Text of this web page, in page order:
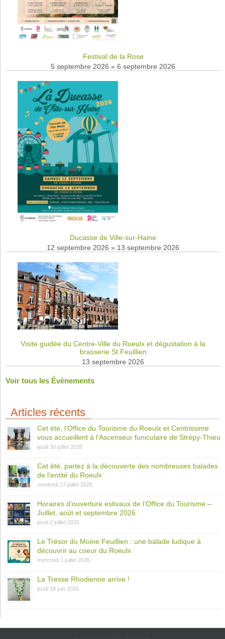
Festival de la Rose
5 septembre 2026 » 6 septembre 2026
Ducasse de Ville-sur-Haine
12 septembre 2026 » 13 septembre 2026
Visite guidée du Centre-Ville du Roeulx et dégustation à la
brasserie St Feuillien
13 septembre 2026
Voir tous les Évènements
Articles récents
Cet été, l’Office du Tourisme du Roeulx et Centrissime
vous accueillent à l’Ascenseur funiculaire de Strépy-Thieu
jeudi 30 juillet 2026
Cet été, partez à la découverte des nombreuses balades
de l’entité du Roeulx
vendredi 17 juillet 2026
Horaires d’ouverture estivaux de l’Office du Tourisme –
Juillet, août et septembre 2026
jeudi 2 juillet 2026
Le Trésor du Moine Feuillien : une balade ludique à
découvrir au coeur du Roeulx
mercredi 1 juillet 2026
La Tresse Rhodienne arrive !
jeudi 18 juin 2026